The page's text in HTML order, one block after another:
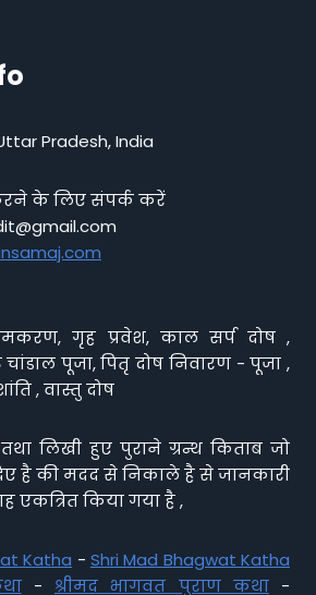
Pradesh, India
के लिए संपर्क करें
गृह प्रवेश, काल सर्प दोष ,
पूजा, पितृ दोष निवारण - पूजा ,
, वास्तु दोष
लिखी हुए पुराने ग्रन्थ किताब जो
है की मदद से निकाले है से जानकारी
किया गया है ,
Katha - Shri Mad Bhagwat Katha
- श्रीमद भागवत पुराण कथा-